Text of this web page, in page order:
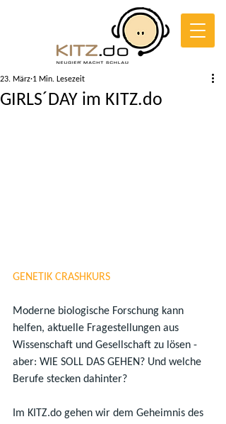
GIRLS´DAY im KITZ.do
23. März 1 Min. Lesezeit
GENETIK CRASHKURS
Moderne biologische Forschung kann
helfen, aktuelle Fragestellungen aus
Wissenschaft und Gesellschaft zu lösen -
aber: WIE SOLL DAS GEHEN? Und welche
Berufe stecken dahinter?
Im KITZ.do gehen wir dem Geheimnis des